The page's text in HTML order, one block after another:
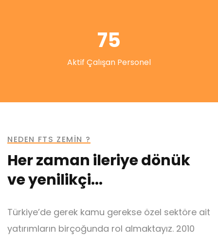
75
Aktif Çalışan Personel
NEDEN FTS ZEMİN ?
Her zaman ileriye dönük
ve yenilikçi...
Türkiye’de gerek kamu gerekse özel sektöre ait
yatırımların birçoğunda rol almaktayız. 2010